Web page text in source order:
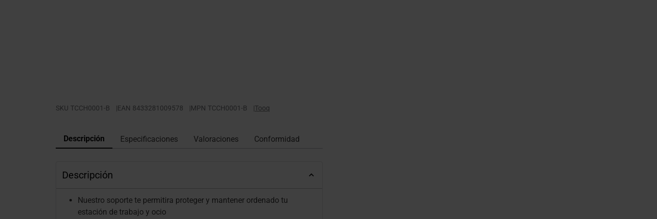
SKU TCCH0001-B |EAN 8433281009578 |MPN TCCH0001-B |Tooq
Descripción Especificaciones Valoraciones Conformidad
Descripción
Nuestro soporte te permitira proteger y mantener ordenado tu
estación de trabajo y ocio